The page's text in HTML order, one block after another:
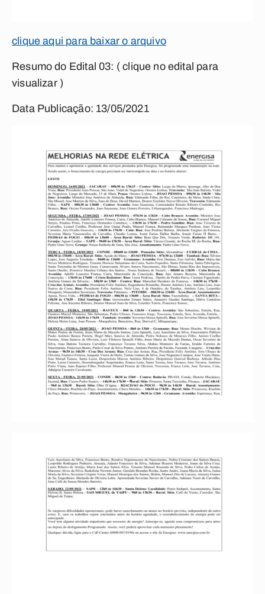
clique aqui para baixar o arquivo
Resumo do Edital 03: ( clique no edital para
visualizar )
Data Publicação: 13/05/2021